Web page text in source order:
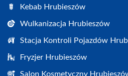
Kebab Hrubieszów
Wulkanizacja Hrubieszów
Stacja Kontroli Pojazdów
Fryzjer Hrubieszów
Salon Kosmetyczny